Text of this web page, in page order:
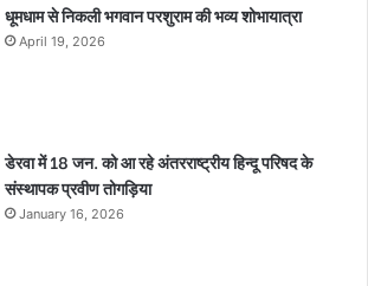
धूमधाम से निकली भगवान परशुराम की भव्य शोभायात्रा
April 19, 2026
डेरवा में 18 जन. को आ रहे अंतरराष्ट्रीय हिन्दू परिषद के
संस्थापक प्रवीण तोगड़िया
January 16, 2026